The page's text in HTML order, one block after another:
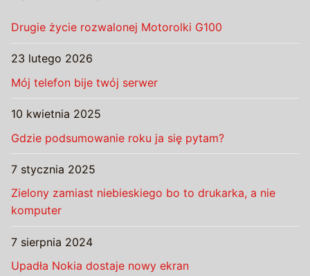
Drugie życie rozwalonej Motorolki G100
23 lutego 2026
Mój telefon bije twój serwer
10 kwietnia 2025
Gdzie podsumowanie roku ja się pytam?
7 stycznia 2025
Zielony zamiast niebieskiego bo to drukarka, a nie
komputer
7 sierpnia 2024
Upadła Nokia dostaje nowy ekran